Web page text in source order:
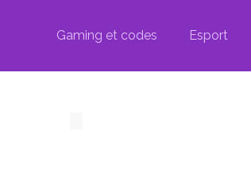
Gaming et codes Esport